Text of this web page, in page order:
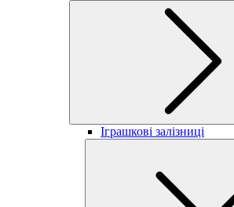
Іграшкові залізниці